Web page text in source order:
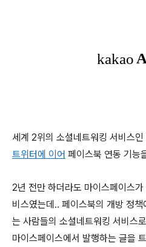
세계 2위의 소셜네트워킹 서비스
트위터에 이어 페이스북 연동 기능
2년 전만 하더라도 마이스페이스
비스였는데.. 페이스북의 개방 정
는 사람들의 소셜네트워킹 서비스
마이스페이스에서 발행하는 글을